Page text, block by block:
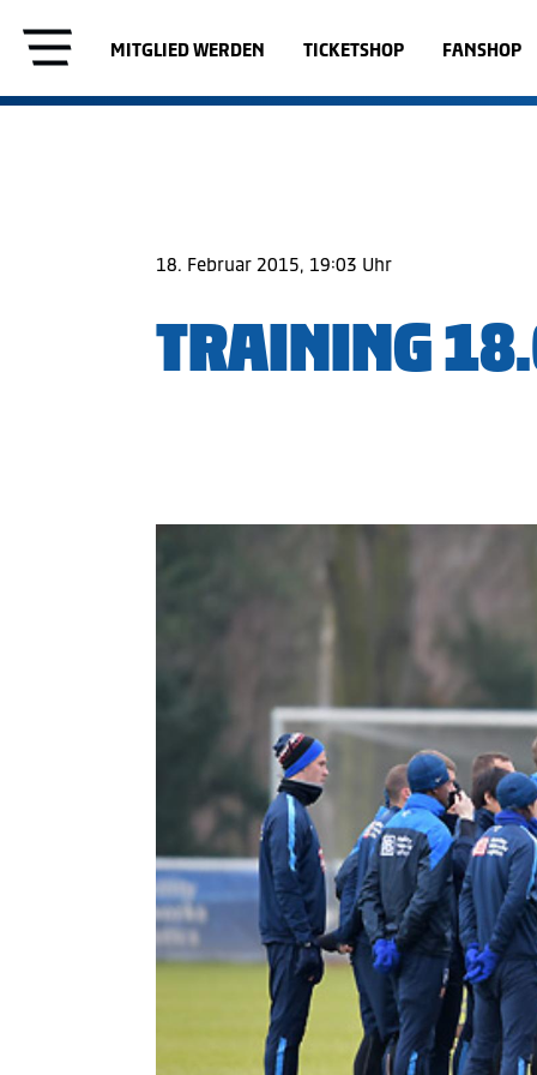
MITGLIED WERDEN TICKETSHOP FANSHOP
18. Februar 2015, 19:03 Uhr
TRAINING